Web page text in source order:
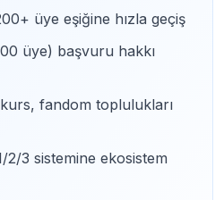
üye eşiğine hızla geçiş
üye) başvuru hakkı
fandom toplulukları
3 sistemine ekosistem